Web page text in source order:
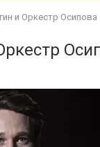
и Оркестр Осипова